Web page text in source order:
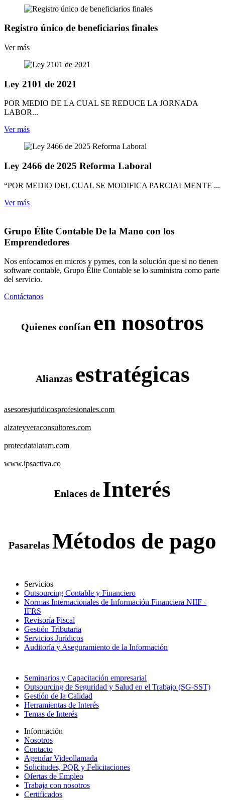
Registro único de beneficiarios finales
Ver más
Ley 2101 de 2021
POR MEDIO DE LA CUAL SE REDUCE LA JORNADA
LABOR...
Ver más
Ley 2466 de 2025 Reforma Laboral
“POR MEDIO DEL CUAL SE MODIFICA PARCIALMENTE ...
Ver más
Grupo Élite Contable De la Mano con los
Emprendedores
Nos enfocamos en micros y pymes, con la solución que si no tienen
software contable, Grupo Élite Contable se lo suministra como parte
del servicio.
Contáctanos
Quienes confían en nosotros
Alianzas estratégicas
asesoresjuridicosprofesionales.com
alzateyveraconsultores.com
protecdatalatam.com
www.ipsactiva.co
Enlaces de Interés
Pasarelas Métodos de pago
Servicios
Outsourcing Contable y Financiero
Normas Internacionales de Información Financiera NIIF -
IFRS
Revisoría Fiscal
Gestión Tributaria
Servicios Jurídicos
Auditoría y Aseguramiento de la Información
Seminarios y Capacitación empresarial
Outsourcing de Seguridad y Salud en el Trabajo (SG-SST)
Gestión de la Calidad
Herramientas de Interés
Temas de Interés
Información
Nosotros
Contacto
Agendar Videollamada
Solicitudes, PQR y Felicitaciones
Ofertas de Empleo
Trabaja con nosotros
Certificados